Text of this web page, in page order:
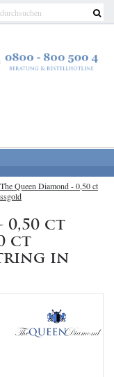
The Queen Diamond - 0,50 ct
0,50 ct
ct
in